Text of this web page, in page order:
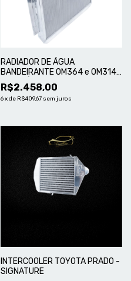
RADIADOR DE ÁGUA
BANDEIRANTE OM364 e OM314
- ALUMÍNIO MASTER
R$2.458,00
6xde R$409,67 sem juros
INTERCOOLER TOYOTA PRADO -
SIGNATURE